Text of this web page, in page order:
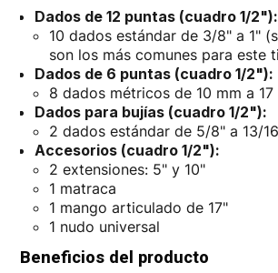
Dados de 12 puntas (cuadro 1/2"):
10 dados estándar de 3/8" a 1"
son los más comunes para este
Dados de 6 puntas (cuadro 1/2"):
8 dados métricos de 10 mm a 17
Dados para bujías (cuadro 1/2"):
2 dados estándar de 5/8" a 13/
Accesorios (cuadro 1/2"):
2 extensiones: 5" y 10"
1 matraca
1 mango articulado de 17"
1 nudo universal
Beneficios del producto